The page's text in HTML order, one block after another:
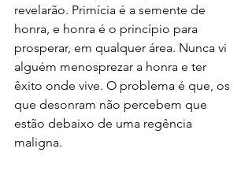
revelarão. Primícia é a semente de
honra, e honra é o princípio para
prosperar, em qualquer área. Nunca vi
alguém menosprezar a honra e ter
êxito onde vive. O problema é que, os
que desonram não percebem que
estão debaixo de uma regência
maligna.